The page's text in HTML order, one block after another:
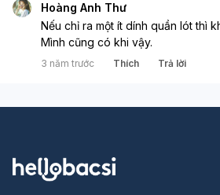
Hoàng Anh Thư
Nếu chỉ ra một ít dính quần lót thì
Mình cũng có khi vậy.
3 năm trước Thích Trả lời